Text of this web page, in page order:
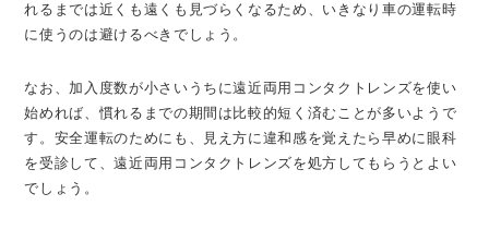
れるまでは近くも遠くも見づらくなるため、いきなり車の運転時
に使うのは避けるべきでしょう。
なお、加入度数が小さいうちに遠近両用コンタクトレンズを使い
始めれば、慣れるまでの期間は比較的短く済むことが多いようで
す。安全運転のためにも、見え方に違和感を覚えたら早めに眼科
を受診して、遠近両用コンタクトレンズを処方してもらうとよい
でしょう。